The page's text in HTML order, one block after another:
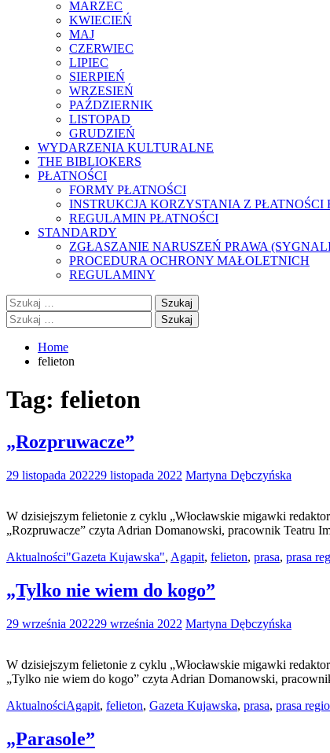
MARZEC
KWIECIEŃ
MAJ
CZERWIEC
LIPIEC
SIERPIEŃ
WRZESIEŃ
PAŹDZIERNIK
LISTOPAD
GRUDZIEŃ
WYDARZENIA KULTURALNE
THE BIBLIOKERS
PŁATNOŚCI
FORMY PŁATNOŚCI
INSTRUKCJA KORZYSTANIA Z
REGULAMIN PŁATNOŚCI
STANDARDY
ZGŁASZANIE NARUSZEŃ PRAWA
PROCEDURA OCHRONY MAŁOLETNICH
REGULAMINY
Szukaj:
Szukaj:
Home
felieton
Tag: felieton
„Rozpruwacze”
29 listopada 202229 listopada 2022 Martyna Dębczyńska
W dzisiejszym felietonie z cyklu „Włocławskie migawki
„Rozpruwacze” czyta Adrian Domanowski, pracownik Teatru
Aktualności"Gazeta Kujawska", Agapit, felieton, prasa, prasa
„Tylko nie wiem do kogo”
29 września 202229 września 2022 Martyna Dębczyńska
W dzisiejszym felietonie z cyklu „Włocławskie migawki
„Tylko nie wiem do kogo” czyta Adrian Domanowski,
AktualnościAgapit, felieton, Gazeta Kujawska, prasa, prasa
„Parasole”